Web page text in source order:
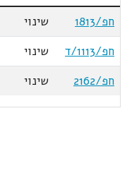
חפ/1813
שינוי
חפ/1113/ד
שינוי
חפ/2162
שינוי